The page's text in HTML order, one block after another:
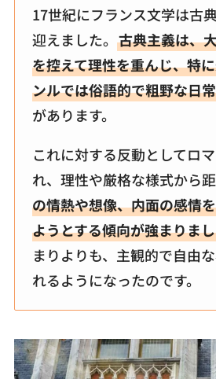
17世紀にフランス文学は古
迎えました。古典主義は、
を控えて理性を重んじ、特
ンルでは俗語的で粗野な日
があります。
これに対する反動としてロ
れ、理性や厳格な様式から
の情熱や想像、内面の感情
ようとする傾向が強まりま
まりよりも、主観的で自由
れるようになったのです。